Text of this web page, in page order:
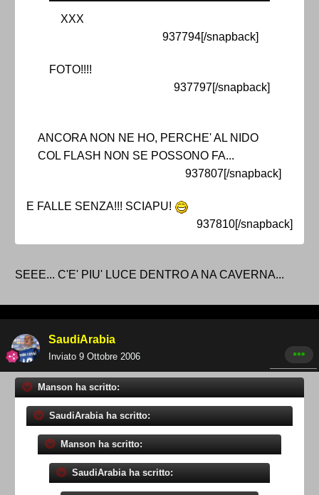
XXX
937794[/snapback]
FOTO!!!!
937797[/snapback]
ANCORA NON NE HO, PERCHE' AL NIDO
COL FLASH NON SE POSSONO FA...
937807[/snapback]
E FALLE SENZA!!! SCIAPU!
937810[/snapback]
SEEE... C'E' PIU' LUCE DENTRO A NA CAVERNA...
SaudiArabia
Inviato 9 Ottobre 2006
Manson ha scritto:
SaudiArabia ha scritto:
Manson ha scritto:
SaudiArabia ha scritto: